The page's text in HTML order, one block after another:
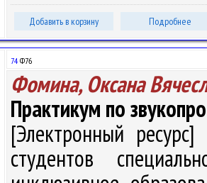
Добавить в корзину Подробнее
74 Ф76
Фомина, Оксана
Практикум по
[Электронный
студентов